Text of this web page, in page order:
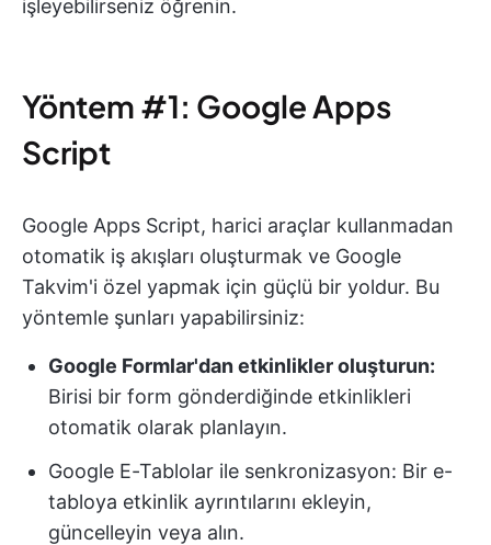
işleyebilirseniz öğrenin.
Yöntem #1: Google Apps
Script
Google Apps Script, harici araçlar kullanmadan
otomatik iş akışları oluşturmak ve Google
Takvim'i özel yapmak için güçlü bir yoldur. Bu
yöntemle şunları yapabilirsiniz:
Google Formlar'dan etkinlikler oluşturun:
Birisi bir form gönderdiğinde etkinlikleri
otomatik olarak planlayın.
Google E-Tablolar ile senkronizasyon: Bir e-
tabloya etkinlik ayrıntılarını ekleyin,
güncelleyin veya alın.